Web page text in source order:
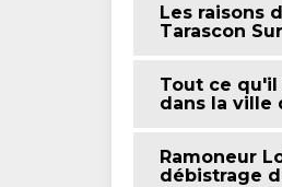
Les raisons
Tarascon
Tout ce
dans la ville
Ramoneur
débistrage